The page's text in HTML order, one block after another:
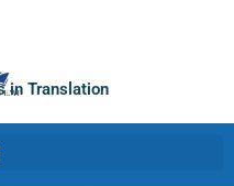
in Translation